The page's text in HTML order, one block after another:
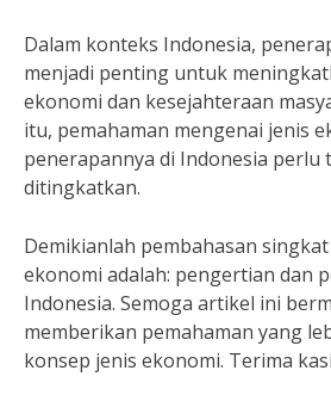
Dalam konteks Indonesia,
menjadi penting untuk
ekonomi dan kesejahteraan
itu, pemahaman mengenai jenis
penerapannya di Indonesia perlu
ditingkatkan.
Demikianlah pembahasan
ekonomi adalah: pengertian dan
Indonesia. Semoga artikel ini
memberikan pemahaman yang
konsep jenis ekonomi. Terima